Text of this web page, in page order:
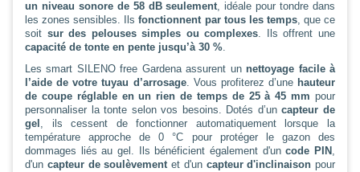
un niveau sonore de 58 dB seulement, idéale pour tondre dans
les zones sensibles. Ilsfonctionnent par tous les temps, que ce
soit sur des pelouses simples ou complexes. Ils offrent une
capacité de tonte en pente jusqu’à 30 %.
Les smart SILENO free Gardena assurent unnettoyage facile à
l’aide de votre tuyau d’arrosage. Vous profiterez d’une hauteur
de coupe réglable en un rien de temps de 25 à 45 mm pour
personnaliser la tonte selon vos besoins. Dotés d’uncapteur de
gel , ils cessent de fonctionner automatiquement lorsque la
température approche de 0 °C pour protéger le gazon des
dommages liés au gel. Ils bénéficient également d'uncode PIN ,
d'un capteur de soulèvementet d'un capteur d'inclinaison pour